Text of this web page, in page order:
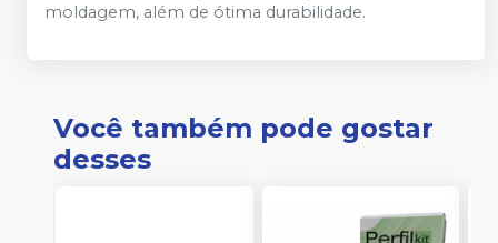
moldagem, além de ótima durabilidade.
Você também pode gostar
desses